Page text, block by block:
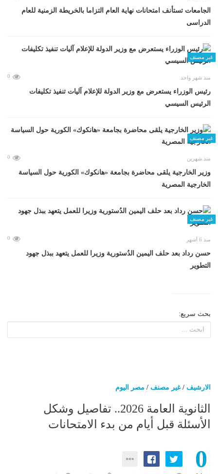
الجامعات تستأنف امتحانات نهاية العام التزاما بالخريطة الزمنية للعام
الدراسى
غير مصنف
منذ شهر واحد 0
رئيس الوزراء يستعرض مع وزير الدولة للإعلام آليات تنفيذ تكليفات
الرئيس السيسي
غير مصنف
منذ شهرين 0
وزير الخارجية يلقى محاضرة بجامعة «هانكوك» الكورية حول السياسة
الخارجية المصرية
غير مصنف
منذ 6 أشهر 0
حسن رداد بعد حلف اليمين الدُستورية وزيرا للعمل يتعهد ببذل جهود
التطوير
بحث سريع:
الارشيف /غير مصنف / مصر اليوم
الثانوية العامة 2026.. تفاصيل وشكل
الأسئلة قبل أيام من بدء الامتحانات
0